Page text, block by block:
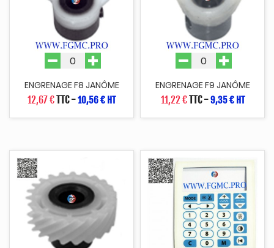
ENGRENAGE F8 JANÔME
12,67 €TTC-10,56 € HT
ENGRENAGE F9 JANÔME
11,22 €TTC-9,35 € HT